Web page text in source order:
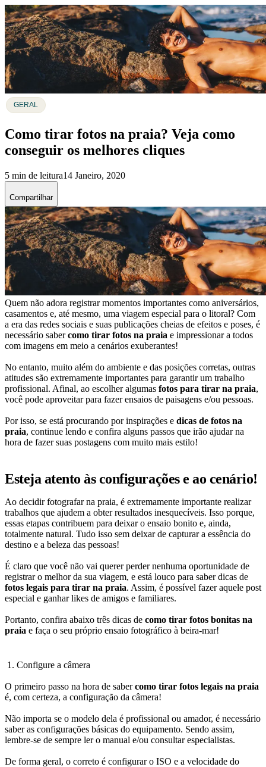
GERAL
Como tirar fotos na praia? Veja como
conseguir os melhores cliques
5 min de leitura14 Janeiro, 2020
Compartilhar
Quem não adora registrar momentos importantes como aniversários,
casamentos e, até mesmo, uma viagem especial para o litoral? Com
a era das redes sociais e suas publicações cheias de efeitos e poses, é
necessário sabercomo tirar fotos na praia e impressionar a todos
com imagens em meio a cenários exuberantes!
No entanto, muito além do ambiente e das posições corretas, outras
atitudes são extremamente importantes para garantir um trabalho
profissional. Afinal, ao escolher algumas fotos para tirar na praia,
você pode aproveitar para fazer ensaios de paisagens e/ou pessoas.
Por isso, se está procurando por inspirações e dicas de fotos na
praia, continue lendo e confira alguns passos que irão ajudar na
hora de fazer suas postagens com muito mais estilo!
Esteja atento às configurações e ao cenário!
Ao decidir fotografar na praia, é extremamente importante realizar
trabalhos que ajudem a obter resultados inesquecíveis. Isso porque,
essas etapas contribuem para deixar o ensaio bonito e, ainda,
totalmente natural. Tudo isso sem deixar de capturar a essência do
destino e a beleza das pessoas!
É claro que você não vai querer perder nenhuma oportunidade de
registrar o melhor da sua viagem, e está louco para saber dicas de
fotos legais para tirar na praia. Assim, é possível fazer aquele post
especial e ganhar likes de amigos e familiares.
Portanto, confira abaixo três dicas de como tirar fotos bonitas na
praia e faça o seu próprio ensaio fotográfico à beira-mar!
Configure a câmera
O primeiro passo na hora de sabercomo tirar fotos legais na praia
é, com certeza, a configuração da câmera!
Não importa se o modelo dela é profissional ou amador, é necessário
saber as configurações básicas do equipamento. Sendo assim,
lembre-se de sempre ler o manual e/ou consultar especialistas.
De forma geral, o correto é configurar o ISO e a velocidade do